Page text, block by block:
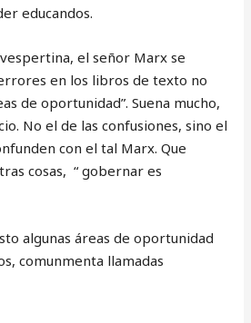
educandos.
el señor Marx se
en los libros de texto no
de oportunidad”. Suena mucho,
No el de las confusiones, sino el
con el tal Marx. Que
cosas, “ gobernar es
áreas de oportunidad
comunmenta llamadas